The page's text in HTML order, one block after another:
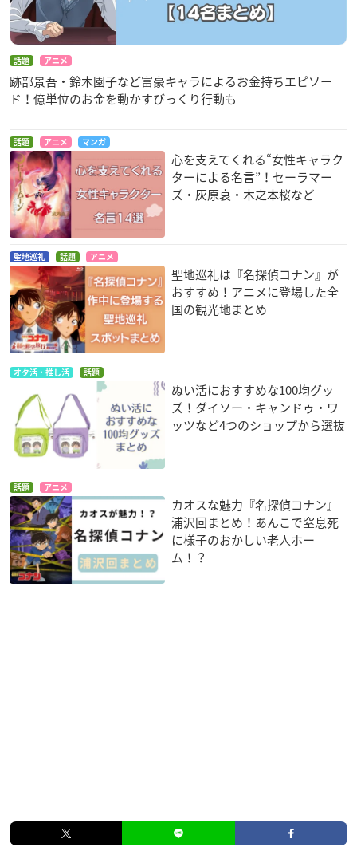
話題 アニメ
跡部景吾・鈴木園子など富豪キャラによるお金持ちエピソー
ド！億単位のお金を動かすびっくり行動も
話題 アニメ マンガ
心を支えてくれる“女性キャラク
ターによる名言”！セーラマー
ズ・灰原哀・木之本桜など
聖地巡礼 話題 アニメ
聖地巡礼は『名探偵コナン』が
おすすめ！アニメに登場した全
国の観光地まとめ
オタ活・推し活 話題
ぬい活におすすめな100均グッ
ズ！ダイソー・キャンドゥ・ワ
ッツなど4つのショップから選抜
話題 アニメ
カオスな魅力『名探偵コナン』
浦沢回まとめ！あんこで窒息死
に様子のおかしい老人ホー
ム！？